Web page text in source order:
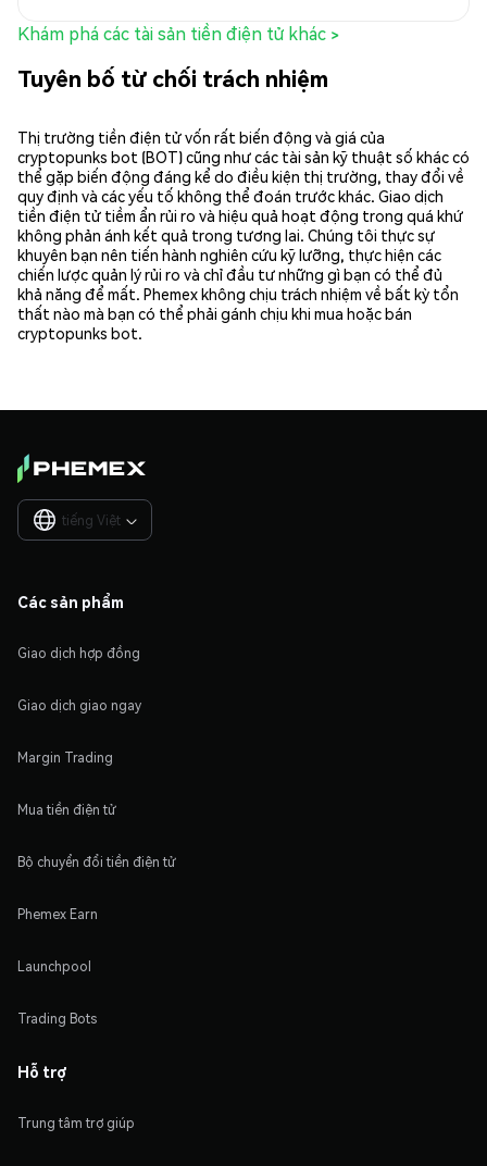
Khám phá các tài sản tiền điện tử khác >
Tuyên bố từ chối trách nhiệm
Thị trường tiền điện tử vốn rất biến động và giá của
cryptopunks bot (BOT) cũng như các tài sản kỹ thuật số khác có
thể gặp biến động đáng kể do điều kiện thị trường, thay đổi về
quy định và các yếu tố không thể đoán trước khác. Giao dịch
tiền điện tử tiềm ẩn rủi ro và hiệu quả hoạt động trong quá khứ
không phản ánh kết quả trong tương lai. Chúng tôi thực sự
khuyên bạn nên tiến hành nghiên cứu kỹ lưỡng, thực hiện các
chiến lược quản lý rủi ro và chỉ đầu tư những gì bạn có thể đủ
khả năng để mất. Phemex không chịu trách nhiệm về bất kỳ tổn
thất nào mà bạn có thể phải gánh chịu khi mua hoặc bán
cryptopunks bot.
tiếng Việt 
Các sản phẩm
Giao dịch hợp đồng
Giao dịch giao ngay
Margin Trading
Mua tiền điện tử
Bộ chuyển đổi tiền điện tử
Phemex Earn
Launchpool
Trading Bots
Hỗ trợ
Trung tâm trợ giúp